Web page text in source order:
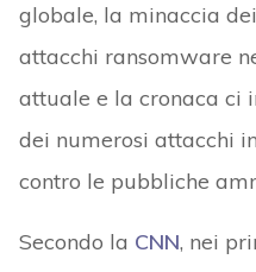
globale, la minaccia
attacchi ransomware
attuale e la cronaca ci
dei numerosi attacchi
contro le pubbliche
Secondo la CNN, nei